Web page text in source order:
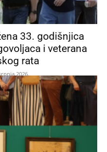
33. godišnjica
i veterana
rata
2026.